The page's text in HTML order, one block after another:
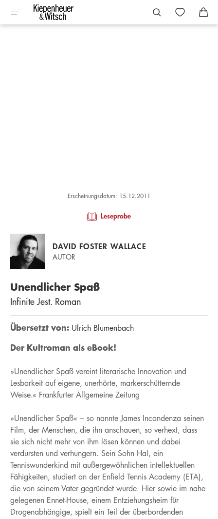
Erscheinungsdatum: 15.12.2011
Leseprobe
DAVID FOSTER WALLACE
AUTOR
Unendlicher Spaß
Infinite Jest. Roman
Übersetzt von: Ulrich Blumenbach
Der Kultroman als eBook!
»Unendlicher Spaß vereint literarische Innovation und
Lesbarkeit auf eigene, unerhörte, markerschütternde
Weise.« Frankfurter Allgemeine Zeitung
»Unendlicher Spaß« – so nannte James Incandenza seinen
Film, der Menschen, die ihn anschauen, so verhext, dass
sie sich nicht mehr von ihm lösen können und dabei
verdursten und verhungern. Sein Sohn Hal, ein
Tenniswunderkind mit außergewöhnlichen intellektuellen
Fähigkeiten, studiert an der Enfield Tennis Academy (ETA),
die von seinem Vater gegründet wurde. Hier sowie im nahe
gelegenen Ennet-House, einem Entziehungsheim für
Drogenabhängige, spielt ein Teil der überbordenden